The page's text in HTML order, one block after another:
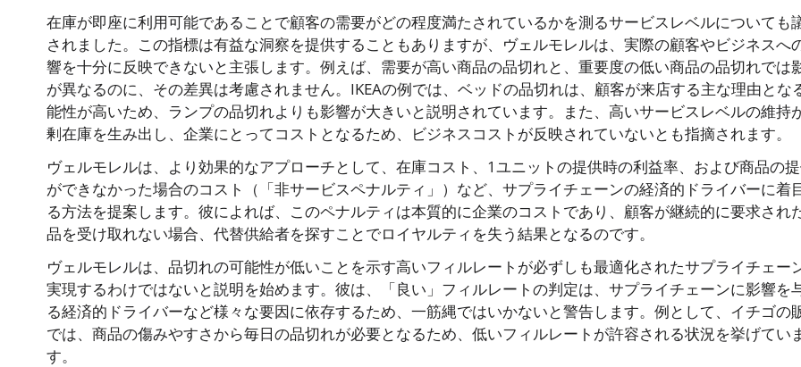
在庫が即座に利用可能であることで顧客の需要がどの程度満たされているかを測るサービスレベルについても
されました。この指標は有益な洞察を提供することもありますが、ヴェルモレルは、実際の顧客やビジネスへ
響を十分に反映できないと主張します。例えば、需要が高い商品の品切れと、重要度の低い商品の品切れでは
が異なるのに、その差異は考慮されません。IKEAの例では、ベッドの品切れは、顧客が来店する主な理由とな
能性が高いため、ランプの品切れよりも影響が大きいと説明されています。また、高いサービスレベルの維持
剰在庫を生み出し、企業にとってコストとなるため、ビジネスコストが反映されていないとも指摘されます。
ヴェルモレルは、より効果的なアプローチとして、在庫コスト、1ユニットの提供時の利益率、および商品の
ができなかった場合のコスト（「非サービスペナルティ」）など、サプライチェーンの経済的ドライバーに着
る方法を提案します。彼によれば、このペナルティは本質的に企業のコストであり、顧客が継続的に要求され
品を受け取れない場合、代替供給者を探すことでロイヤルティを失う結果となるのです。
ヴェルモレルは、品切れの可能性が低いことを示す高いフィルレートが必ずしも最適化されたサプライチェー
実現するわけではないと説明を始めます。彼は、「良い」フィルレートの判定は、サプライチェーンに影響を
る経済的ドライバーなど様々な要因に依存するため、一筋縄ではいかないと警告します。例として、イチゴの
では、商品の傷みやすさから毎日の品切れが必要となるため、低いフィルレートが許容される状況を挙げてい
す。